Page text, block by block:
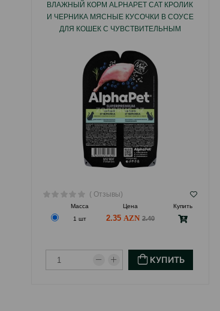
ВЛАЖНЫЙ КОРМ ALPHAPET CAT КРОЛИК
И ЧЕРНИКА МЯСНЫЕ КУСОЧКИ В СОУСЕ
ДЛЯ КОШЕК С ЧУВСТВИТЕЛЬНЫМ
( Отзывы)
Масса Цена
Купить
1 шт
2.35 2.40
КУПИТЬ